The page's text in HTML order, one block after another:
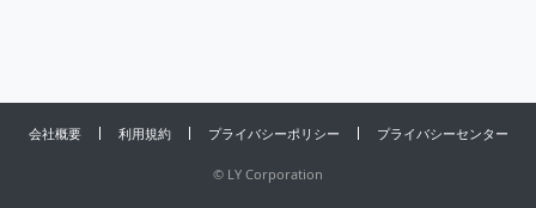
会社概要 利用規約 プライバシーポリシー プライバシーセンター
© LY Corporation